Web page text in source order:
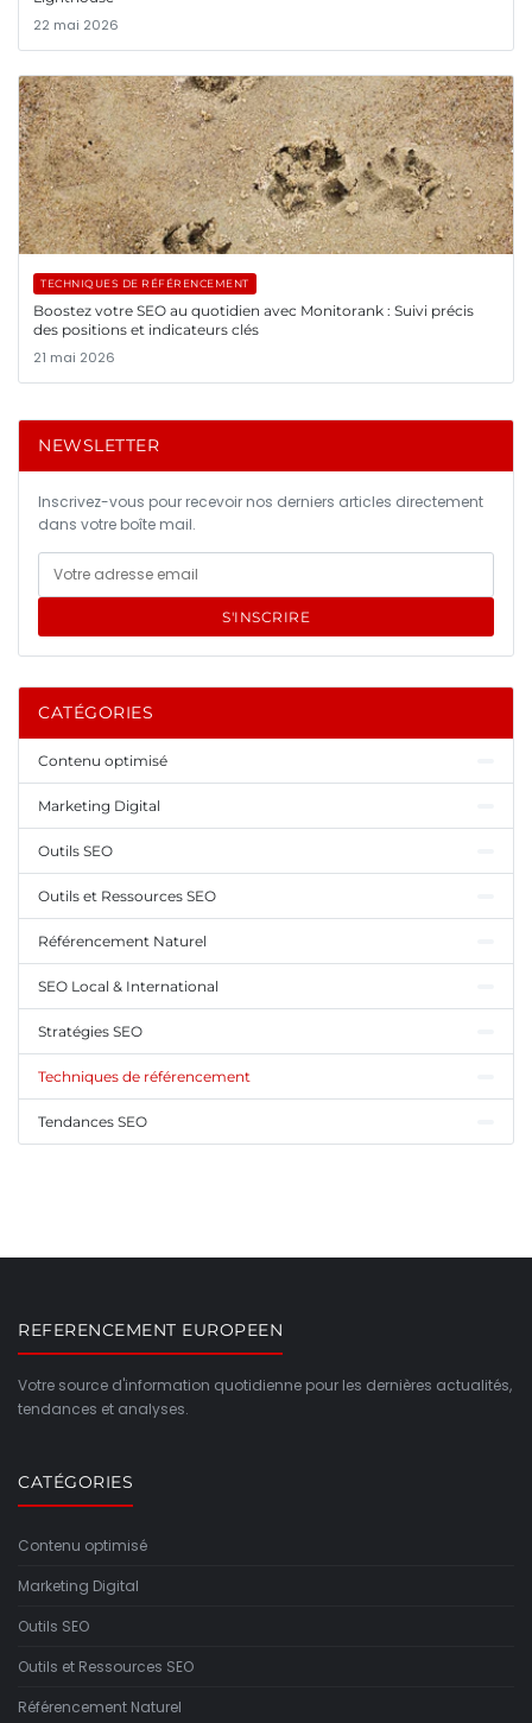
22 mai 2026
TECHNIQUES DE RÉFÉRENCEMENT
Boostez votre SEO au quotidien avec Monitorank : Suivi précis
des positions et indicateurs clés
21 mai 2026
NEWSLETTER
Inscrivez-vous pour recevoir nos derniers articles directement
dans votre boîte mail.
S'INSCRIRE
CATÉGORIES
Contenu optimisé
Marketing Digital
Outils SEO
Outils et Ressources SEO
Référencement Naturel
SEO Local & International
Stratégies SEO
Techniques de référencement
Tendances SEO
REFERENCEMENT EUROPEEN
Votre source d'information quotidienne pour les dernières actualités,
tendances et analyses.
CATÉGORIES
Contenu optimisé
Marketing Digital
Outils SEO
Outils et Ressources SEO
Référencement Naturel